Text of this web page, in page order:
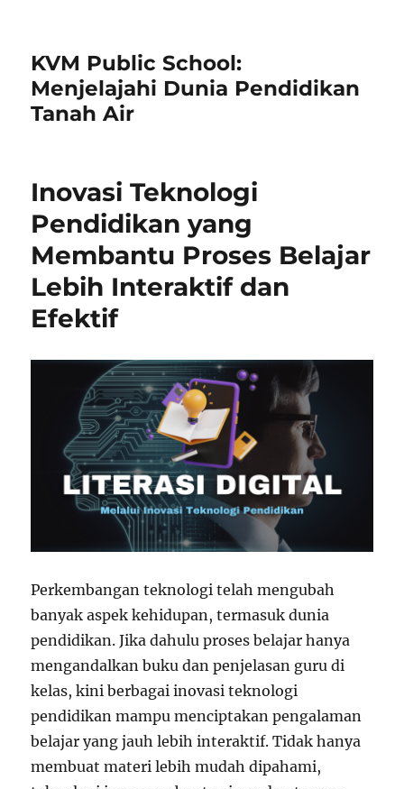
KVM Public School:
Menjelajahi Dunia Pendidikan
Tanah Air
Inovasi Teknologi
Pendidikan yang
Membantu Proses Belajar
Lebih Interaktif dan
Efektif
Perkembangan teknologi telah mengubah
banyak aspek kehidupan, termasuk dunia
pendidikan. Jika dahulu proses belajar hanya
mengandalkan buku dan penjelasan guru di
kelas, kini berbagai inovasi teknologi
pendidikan mampu menciptakan pengalaman
belajar yang jauh lebih interaktif. Tidak hanya
membuat materi lebih mudah dipahami,